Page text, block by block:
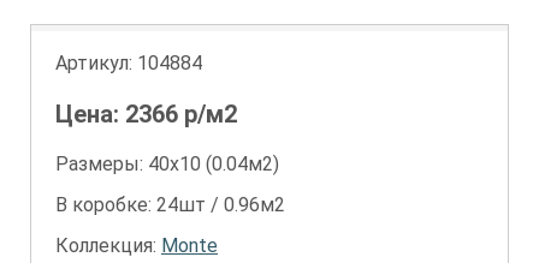
Артикул: 104884
Цена: 2366 р/м2
Размеры: 40х10 (0.04м2)
В коробке: 24шт / 0.96м2
Коллекция: Monte